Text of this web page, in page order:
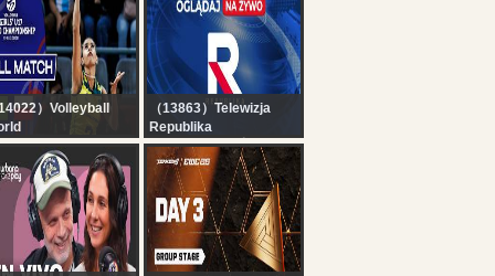
14022）Volleyball
vs. Poland - Pool
| Girls' U17 World
- 2026
（13863）Telewizja
Republika
RELACJA NA ŻYWO -
OGLĄDAJ Telewizja
Republika